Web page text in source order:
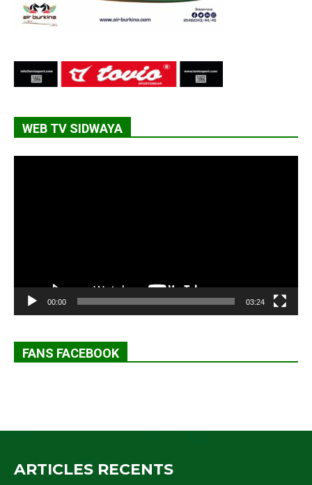
WEB TV SIDWAYA
00:00 03:24
FANS FACEBOOK
ARTICLES RECENTS